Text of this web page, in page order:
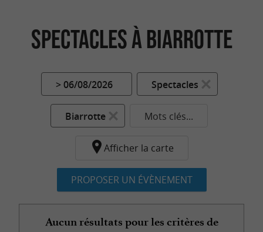
Spectacles à Biarrotte
> 06/08/2026 Spectacles
Biarrotte Mots clés...
Afficher la carte
PROPOSER UN ÉVÈNEMENT
Aucun résultats pour les critères de